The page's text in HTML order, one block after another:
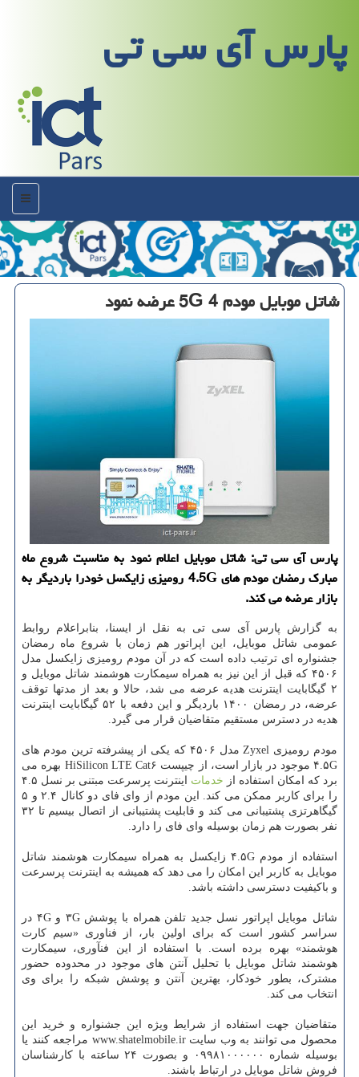
پارس آی سی تی
منو
شاتل موبایل مودم 4 5G عرضه نمود
پارس آی سی تی: شاتل موبایل اعلام نمود به مناسبت شروع ماه
مبارک رمضان مودم های 4.5G رومیزی زایکسل خودرا باردیگر به
بازار عرضه می کند.
به گزارش پارس آی سی تی به نقل از ایسنا، بنابراعلام روابط
عمومی شاتل موبایل، این اپراتور هم زمان با شروع ماه رمضان
جشنواره ای ترتیب داده است که در آن مودم رومیزی زایکسل مدل
۴۵۰۶ که قبل از این نیز به همراه سیمکارت هوشمند شاتل موبایل و
۲ گیگابایت اینترنت هدیه عرضه می شد، حالا و بعد از مدتها توقف
عرضه، در رمضان ۱۴۰۰ باردیگر و این دفعه با ۵۲ گیگابایت اینترنت
هدیه در دسترس مستقیم متقاضیان قرار می گیرد.
مودم رومیزی Zyxel مدل ۴۵۰۶ که یکی از پیشرفته ترین مودم های
۴.۵G موجود در بازار است، از چیپست HiSilicon LTE Cat۶ بهره می
برد که امکان استفاده از خدمات
اینترنت پرسرعت مبتنی بر نسل ۴.۵
را برای کاربر ممکن می کند. این مودم از وای فای دو کانال ۲.۴ و ۵
گیگاهرتزی پشتیبانی می کند و قابلیت پشتیبانی از اتصال بیسیم تا ۳۲
نفر بصورت هم زمان بوسیله وای فای را دارد.
استفاده از مودم ۴.۵G زایکسل به همراه سیمکارت هوشمند شاتل
موبایل به کاربر این امکان را می دهد که همیشه به اینترنت پرسرعت
و باکیفیت دسترسی داشته باشد.
شاتل موبایل اپراتور نسل جدید تلفن همراه با پوشش ۳G و ۴G در
سراسر کشور است که برای اولین بار، از فناوری «سیم کارت
هوشمند» بهره برده است. با استفاده از این فنآوری، سیمکارت
هوشمند شاتل موبایل با تحلیل آنتن های موجود در محدوده حضور
مشترک، بطور خودکار، بهترین آنتن و پوشش شبکه را برای وی
انتخاب می کند.
متقاضیان جهت استفاده از شرایط ویژه این جشنواره و خرید این
محصول می توانند به وب سایت www.shatelmobile.ir مراجعه کنند یا
بوسیله شماره ۰۹۹۸۱۰۰۰۰۰۰ و بصورت ۲۴ ساعته با کارشناسان
فروش شاتل موبایل در ارتباط باشند.